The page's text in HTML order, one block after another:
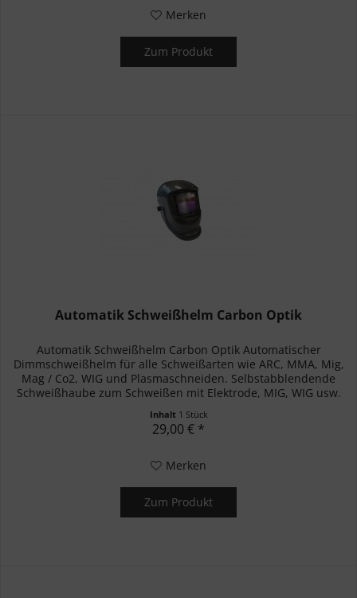
Merken
Zum Produkt
Automatik Schweißhelm Carbon Optik
Automatik Schweißhelm Carbon Optik Automatischer
Dimmschweißhelm für alle Schweißarten wie ARC, MMA, Mig,
Mag / Co2, WIG und Plasmaschneiden. Selbstabblendende
Schweißhaube zum Schweißen mit Elektrode, MIG, WIG usw.
Inhalt 1 Stück
29,00 € *
Merken
Zum Produkt